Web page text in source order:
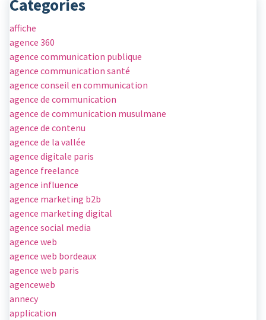
Categories
affiche
agence 360
agence communication publique
agence communication santé
agence conseil en communication
agence de communication
agence de communication musulmane
agence de contenu
agence de la vallée
agence digitale paris
agence freelance
agence influence
agence marketing b2b
agence marketing digital
agence social media
agence web
agence web bordeaux
agence web paris
agenceweb
annecy
application